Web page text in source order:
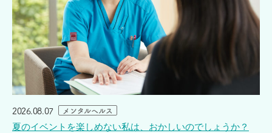
2026.08.07
メンタルヘルス
夏のイベントを楽しめない私は、おかしいのでしょうか？